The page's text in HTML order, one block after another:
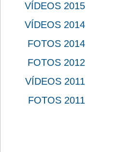
VÍDEOS 2015
VÍDEOS 2014
FOTOS 2014
FOTOS 2012
VÍDEOS 2011
FOTOS 2011